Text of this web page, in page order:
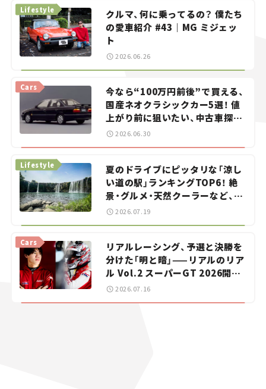
クルマ、何に乗ってるの？ 僕たち
の愛車紹介 #43｜MG ミジェッ
ト
Lifestyle
2026.06.26
今なら“100万円前後”で買える、
国産ネオクラシックカー5選！ 値
上がり前に狙いたい、中古車探し
をお手伝い――ちょっとイケてるマ
イカー選び #02
Cars
2026.06.30
夏のドライブにピッタリな「涼し
い道の駅」ランキングTOP6！ 絶
景・グルメ・天然クーラーなど、避
暑におすすめのスポットを紹介
Lifestyle
2026.07.19
リアルレーシング、予選と決勝を
分けた「明と暗」——リアルのリア
ル Vol.2 スーパーGT 2026開幕
戦 岡山国際サーキット
Cars
2026.07.16